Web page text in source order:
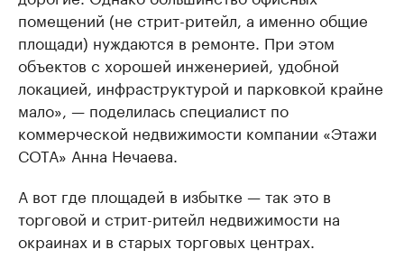
нефтегазовой промышленности
Найдите и проверьте данные в каталоге Посмотрите
помещений (не стрит-ритейл, а именно общие
площади) нуждаются в ремонте. При этом
объектов с хорошей инженерией, удобной
локацией, инфраструктурой и парковкой крайне
мало», — поделилась специалист по
коммерческой недвижимости компании «Этажи
СОТА» Анна Нечаева.
А вот где площадей в избытке — так это в
торговой и стрит-ритейл недвижимости на
окраинах и в старых торговых центрах.